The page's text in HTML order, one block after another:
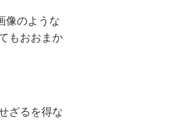
像のような
もおおまか
ざるを得な